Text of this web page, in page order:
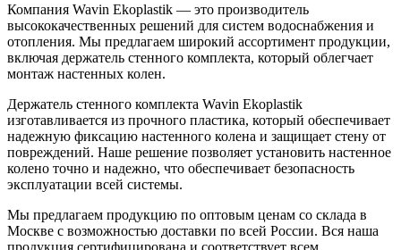
Компания Wavin Ekoplastik — это производитель
высококачественных решений для систем водоснабжения и
отопления. Мы предлагаем широкий ассортимент продукции,
включая держатель стенного комплекта, который облегчает
монтаж настенных колен.
Держатель стенного комплекта Wavin Ekoplastik
изготавливается из прочного пластика, который обеспечивает
надежную фиксацию настенного колена и защищает стену от
повреждений. Наше решение позволяет установить настенное
колено точно и надежно, что обеспечивает безопасность
эксплуатации всей системы.
Мы предлагаем продукцию по оптовым ценам со склада в
Москве с возможностью доставки по всей России. Вся наша
продукция сертифицирована и соответствует всем